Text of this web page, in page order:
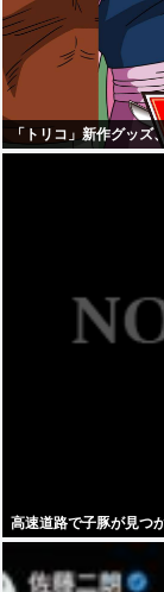
「トリコ」新作グッ
高速道路で子豚が見つ